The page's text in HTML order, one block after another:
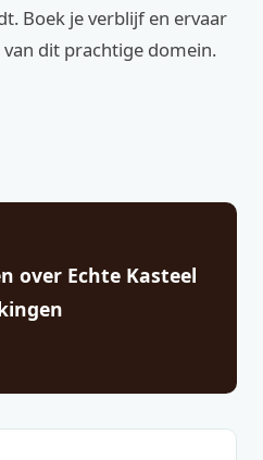
Boek je verblijf en ervaar
dit prachtige domein.
over Echte Kasteel